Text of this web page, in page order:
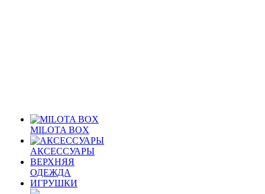
MILOTA BOX
АКСЕССУАРЫ
ВЕРХНЯЯ
ОДЕЖДА
ИГРУШКИ